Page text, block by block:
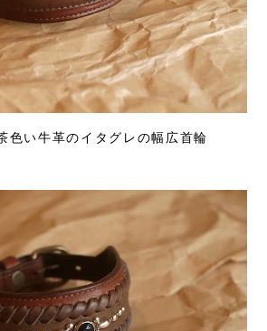
色い牛革のイタグレの幅広首輪